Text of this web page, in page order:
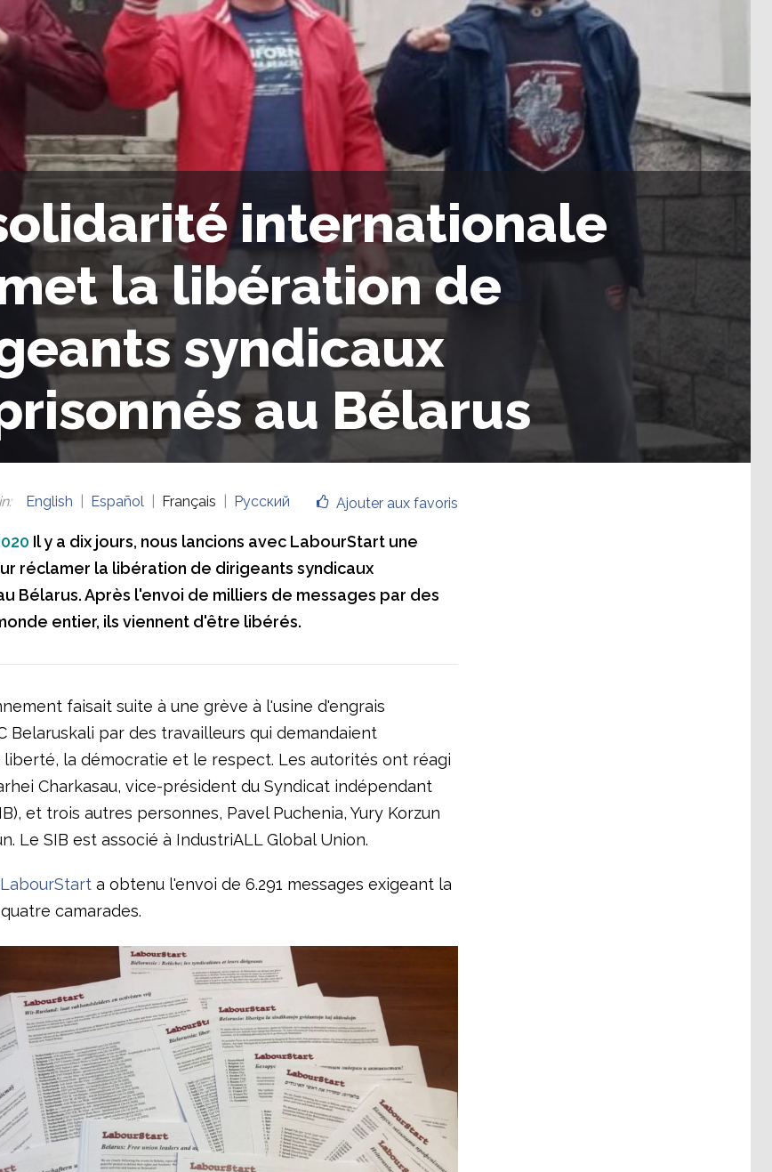
internationale
la libération de
syndicaux
au Bélarus
Ajouter aux favoris
: English Español Français Русский
Il y a dix jours, nous lancions avec LabourStart une
réclamer la libération de dirigeants syndicaux
Bélarus. Après l'envoi de milliers de messages par des
entier, ils viennent d'être libérés.
faisait suite à une grève à l'usine d'engrais
Belaruskali par des travailleurs qui demandaient
liberté, la démocratie et le respect. Les autorités ont réagi
Charkasau, vice-président du Syndicat indépendant
et trois autres personnes, Pavel Puchenia, Yury Korzun
Le SIB est associé à IndustriALL Global Union.
LabourStarta obtenu l'envoi de 6.291 messages exigeant la
camarades.